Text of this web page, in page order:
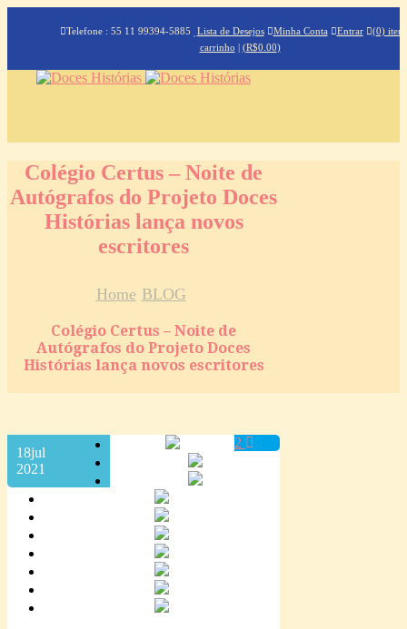
Telefone : 55 11 99394-5885 Lista de Desejos Minha Conta Entrar
(0)
carrinho | (R$0.00)
Colégio Certus – Noite de
Autógrafos do Projeto Doces
Histórias lança novos
escritores
Home BLOG
Colégio Certus – Noite de
Autógrafos do Projeto Doces
Histórias lança novos escritores
18jul
2021
2